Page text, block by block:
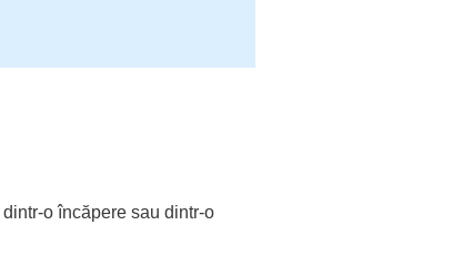
dintr-oîncăpere sau dintr-o